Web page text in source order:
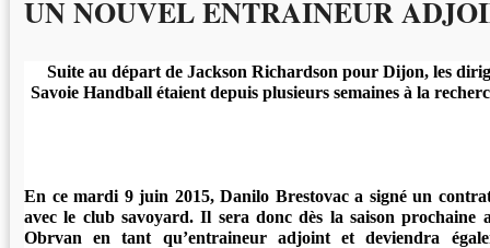
UN NOUVEL ENTRAINEUR
Suite au départ de Jackson Richardson pour Dijon, les
Savoie Handball étaient depuis plusieurs semaines à la
En ce mardi 9 juin 2015, Danilo Brestovac a signé un
avec le club savoyard. Il sera donc dès la saison prochaine
Obrvan en tant qu’entraineur adjoint et deviendra